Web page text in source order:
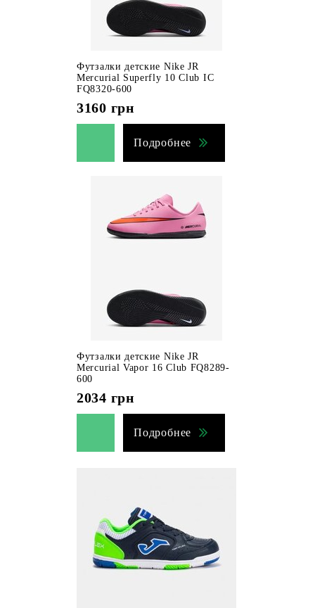
Футзалки детские Nike JR
Mercurial Superfly 10 Club IC
FQ8320-600
3160 грн
Подробнее
Футзалки детские Nike JR
Mercurial Vapor 16 Club FQ8289-
600
2034 грн
Подробнее